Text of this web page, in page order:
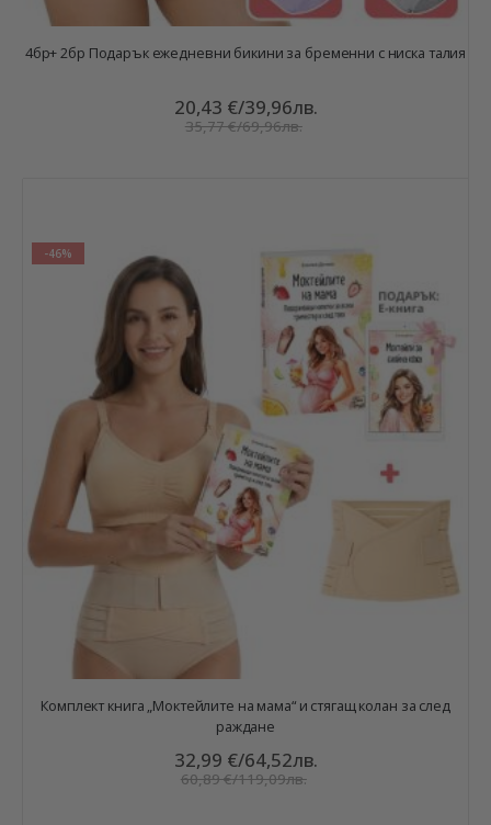
4бр+ 2бр Подарък ежедневни бикини за бременни с ниска талия
20,43 €/39,96лв.
35,77 €/69,96лв.
-46%
Комплект книга „Моктейлите на мама“ и стягащ колан за след
раждане
32,99 €/64,52лв.
60,89 €/119,09лв.